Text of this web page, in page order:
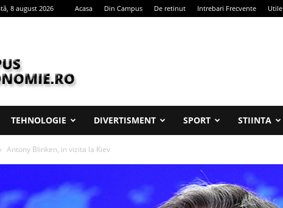
8 august 2026 Acasa Din Campus De retinut Intrebari Frecvente Utile
TEHNOLOGIE DIVERTISMENT SPORT STIINTA
Antony Blinken, in vizita la Kiev